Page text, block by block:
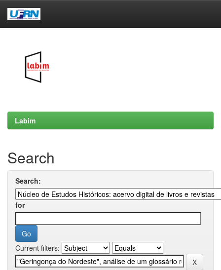
Labim
Search
Search:
for
Current filters: